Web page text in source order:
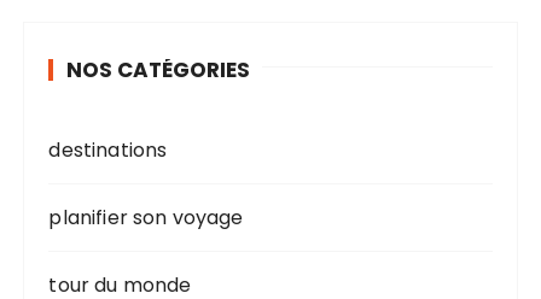
NOS CATÉGORIES
destinations
planifier son voyage
tour du monde